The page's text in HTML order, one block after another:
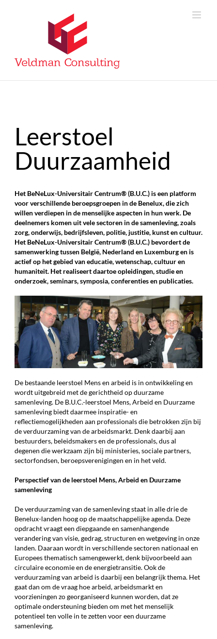
Leerstoel
Duurzaamheid
Het BeNeLux-Universitair Centrum® (B.U.C.) is een platform
voor verschillende beroepsgroepen in de Benelux, die zich
willen verdiepen in de menselijke aspecten in hun werk. De
deelnemers komen uit vele sectoren in de samenleving, zoals
zorg, onderwijs, bedrijfsleven, politie, justitie, kunst en cultuur.
Het BeNeLux-Universitair Centrum® (B.U.C.) bevordert de
samenwerking tussen België, Nederland en Luxemburg en is
actief op het gebied van educatie, wetenschap, cultuur en
humaniteit. Het realiseert daartoe opleidingen, studie en
onderzoek, seminars, symposia, conferenties en publicaties.
De bestaande leerstoel Mens en arbeid is in ontwikkeling en
wordt uitgebreid met de gerichtheid op duurzame
samenleving. De B.U.C.-leerstoel Mens, Arbeid en Duurzame
samenleving biedt daarmee inspiratie- en
reflectiemogelijkheden aan professionals die betrokken zijn bij
de verduurzaming van de arbeidsmarkt. Denk daarbij aan
bestuurders, beleidsmakers en de professionals, dus al
degenen die werkzaam zijn bij ministeries, sociale partners,
sectorfondsen, beroepsverenigingen en in het veld.
Perspectief van de leerstoel Mens, Arbeid en Duurzame
samenleving
De verduurzaming van de samenleving staat in alle drie de
Benelux-landen hoog op de maatschap­pelijke agenda. Deze
opdracht vraagt een diepgaande en samenhangende
verandering van visie, gedrag, structuren en wetgeving in onze
landen. Daaraan wordt in verschillende sectoren nationaal en
Europees thematisch samengewerkt, denk bijvoorbeeld aan
circulaire economie en de energie­transitie. Ook de
verduurzaming van arbeid is daarbij een belangrijk thema. Het
gaat dan om de vraag hoe arbeid, arbeidsmarkt en
voorzieningen zo georganiseerd kunnen worden, dat ze
optimale ondersteuning bieden om met het menselijk
potentieel ten volle in te zetten voor een duurzame
samenleving.